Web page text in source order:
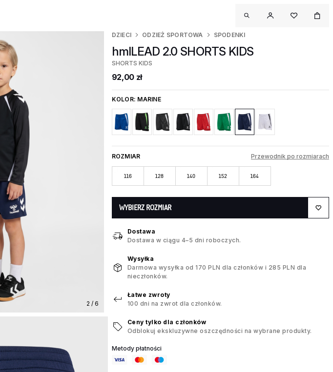
2 / 6
DZIECI ODZIEŻ SPORTOWA SPODENKI
hmlLEAD 2.0 SHORTS KIDS
SHORTS KIDS
92,00 zł
KOLOR: MARINE
ROZMIAR Przewodnik po rozmiarach
116 128 140 152 164
WYBIERZ ROZMIAR
Dostawa
Dostawa w ciągu 4–5 dni roboczych.
Wysyłka
Darmowa wysyłka od 170 PLN dla członków i 285 PLN dla
nieczłonków.
Łatwe zwroty
100 dni na zwrot dla członków.
Ceny tylko dla członków
Odblokuj ekskluzywne oszczędności na wybrane produkty.
Metody płatności